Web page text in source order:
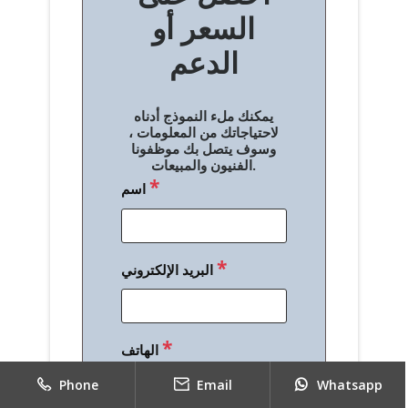
السعر أو
الدعم
يمكنك ملء النموذج أدناه
لاحتياجاتك من المعلومات ،
وسوف يتصل بك موظفونا
الفنيون والمبيعات.
اسم*
البريد الإلكتروني*
الهاتف*
Phone Email Whatsapp